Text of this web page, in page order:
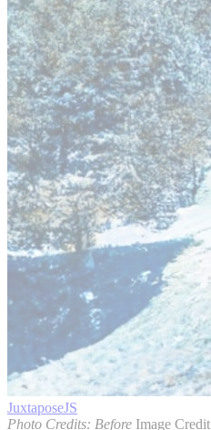
JuxtaposeJS
Photo Credits: Before Image Credit